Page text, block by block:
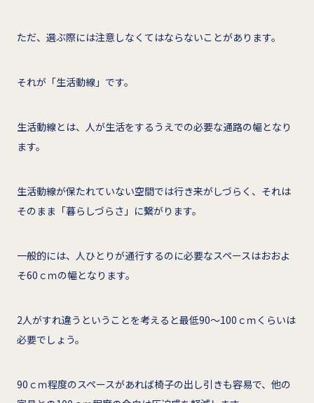
ただ、選ぶ際には注意しなくてはならないことがあります。
それが「生活動線」です。
生活動線とは、人が生活をするうえでの必要な通路の幅となり
ます。
生活動線が保たれていない空間では行き来がしづらく、それは
そのまま「暮らしづらさ」に繋がります。
一般的には、人ひとりが通行するのに必要なスペースはおおよ
そ60ｃｍの幅となります。
2人がすれ違うということを考えると最低90～100ｃｍくらいは
必要でしょう。
90ｃｍ程度のスペースがあれば椅子の出し引きも容易で、他の